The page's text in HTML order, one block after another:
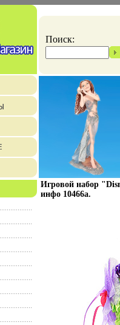
Поиск:
Игровой набор
инфо 10466a.